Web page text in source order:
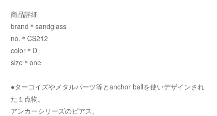
商品詳細
brand＊sandglass
no.＊CS212
color＊D
size＊one
●ターコイズやメタルパーツ等とanchor ballを使いデザインされ
た１点物。
アンカーシリーズのピアス。